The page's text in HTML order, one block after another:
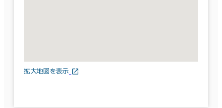
拡大地図を表示